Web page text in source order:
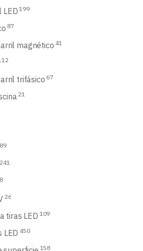
LED 199
87
magnético 41
trifásico 67
21
89
241
8
26
tiras LED 109
LED 450
158